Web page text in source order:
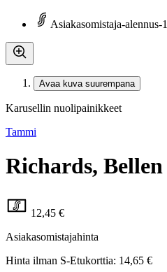
Asiakasomistaja-alennus-
Avaa kuva suurempana
Karusellin nuolipainikkeet
Tammi
Richards,
12,45 €
Asiakasomistajahinta
Hinta ilman S-Etukorttia: 14,65 €